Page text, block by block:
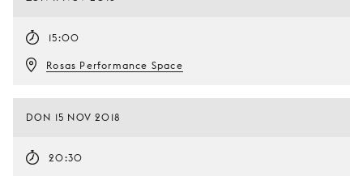
15:00
Rosas Performance Space
DON 15 NOV 2018
20:30